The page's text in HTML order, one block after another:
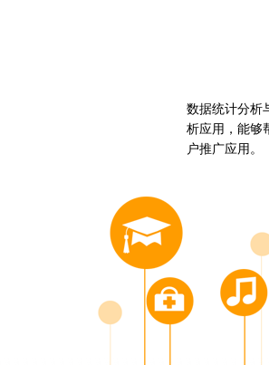
数据统计分析
析应用，能够
户推广应用。